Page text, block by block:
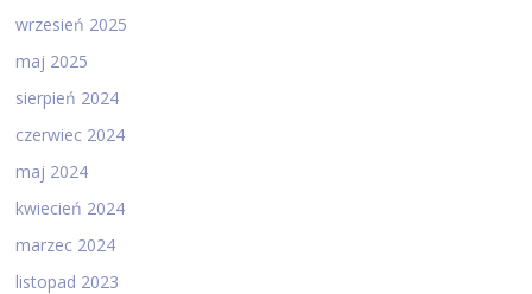
wrzesień 2025
maj 2025
sierpień 2024
czerwiec 2024
maj 2024
kwiecień 2024
marzec 2024
listopad 2023